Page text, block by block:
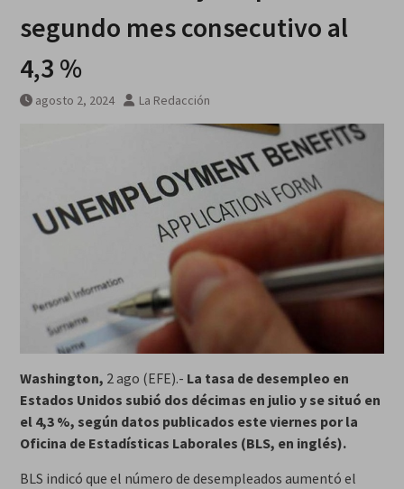
agosto
segundo mes consecutivo al
4,3 %
agosto 2, 2024 La Redacción
Washington, 2 ago (EFE).- La tasa de desempleo en
Estados Unidos subió dos décimas en julio y se situó en
el 4,3 %, según datos publicados este viernes por la
Oficina de Estadísticas Laborales (BLS, en inglés).
BLS indicó que el número de desempleados aumentó el